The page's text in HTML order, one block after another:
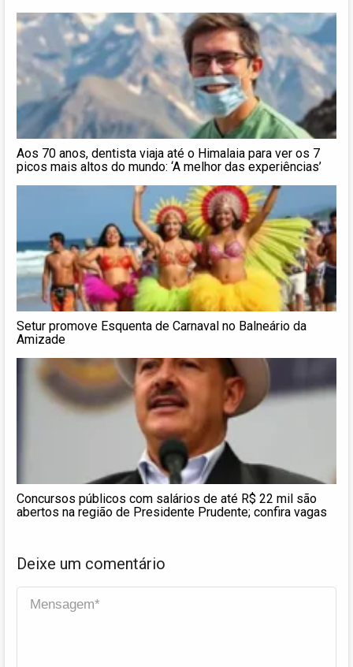
Aos 70 anos, dentista viaja até o Himalaia para ver os 7
picos mais altos do mundo: ‘A melhor das experiências’
Setur promove Esquenta de Carnaval no Balneário da
Amizade
Concursos públicos com salários de até R$ 22 mil são
abertos na região de Presidente Prudente; confira vagas
Deixe um comentário